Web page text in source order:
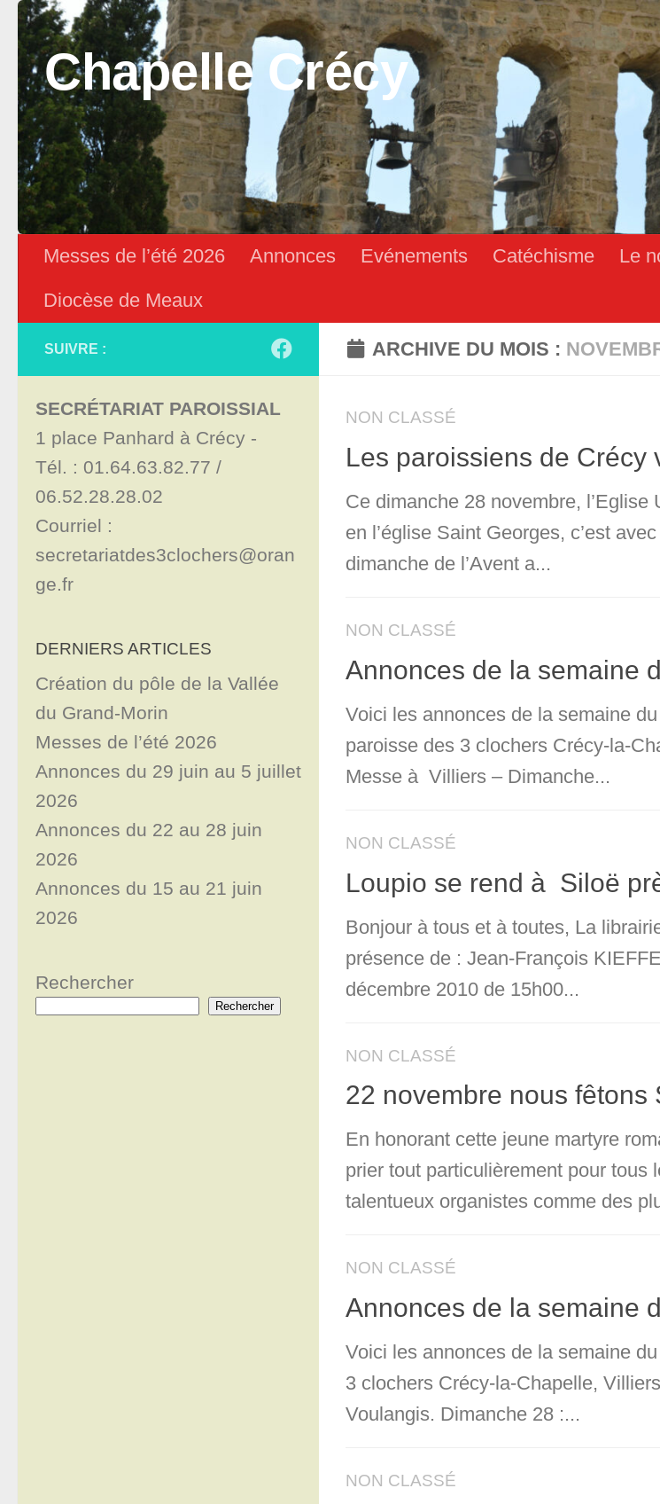
Skip to content
Chapelle Crécy
Messes de l’été 2026 Annonces Evénements Catéchisme
Le
Diocèse de Meaux
ARCHIVE DU MOIS :
NON CLASSÉ
Les paroissiens de Crécy
Ce dimanche 28 novembre,
en l’église Saint Georges, c’est
dimanche de l’Avent a...
NON CLASSÉ
Annonces de la semaine
Voici les annonces de la semaine
paroisse des 3 clochers Crécy-la-
Messe à Villiers – Dimanche...
NON CLASSÉ
Loupio se rend à Siloë
Bonjour à tous et à toutes, La
présence de : Jean-François
décembre 2010 de 15h00...
NON CLASSÉ
22 novembre nous fêtons
En honorant cette jeune martyre
prier tout particulièrement pour tous
talentueux organistes comme des
NON CLASSÉ
Annonces de la semaine
Voici les annonces de la semaine
3 clochers Crécy-la-Chapelle,
Voulangis. Dimanche 28 :...
NON CLASSÉ
SUIVRE :
SECRÉTARIAT PAROISSIAL
1 place Panhard à Crécy -
Tél. : 01.64.63.82.77 /
06.52.28.28.02
Courriel :
secretariatdes3clochers@oran
ge.fr
DERNIERS ARTICLES
Création du pôle de la Vallée
du Grand-Morin
Messes de l’été 2026
Annonces du 29 juin au 5 juillet
2026
Annonces du 22 au 28 juin
2026
Annonces du 15 au 21 juin
2026
Rechercher
Rechercher